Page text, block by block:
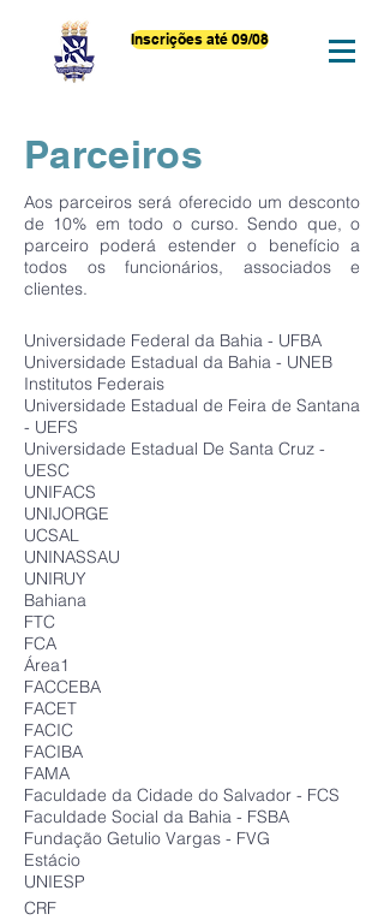
Inscrições até 09/08
Parceiros
Aos parceiros será oferecido um desconto
de 10% em todo o curso. Sendo que, o
parceiro poderá estender o benefício a
todos os funcionários, associados e
clientes.
Universidade Federal da Bahia - UFBA
Universidade Estadual da Bahia - UNEB
Institutos Federais
Universidade Estadual de Feira de Santana
- UEFS
Universidade Estadual De Santa Cruz -
UESC
UNIFACS
UNIJORGE
UCSAL
UNINASSAU
UNIRUY
Bahiana
FTC
FCA
Área1
FACCEBA
FACET
FACIC
FACIBA
FAMA
Faculdade da Cidade do Salvador - FCS
Faculdade Social da Bahia - FSBA
Fundação Getulio Vargas - FVG
Estácio
UNIESP
CRF